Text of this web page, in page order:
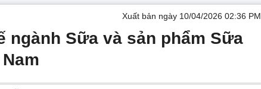
Xuất bản ngày 10/04/2026 02:36 PM
ngành Sữa và sản phẩm Sữa